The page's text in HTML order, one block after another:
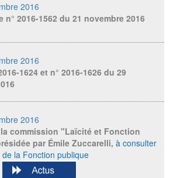
2016
n° 2016-1562 du 21 novembre 2016
2016
1624 et n° 2016-1626 du 29
2016
commission "Laïcité et Fonction
par Émile Zuccarelli, à consulter
la Fonction publique